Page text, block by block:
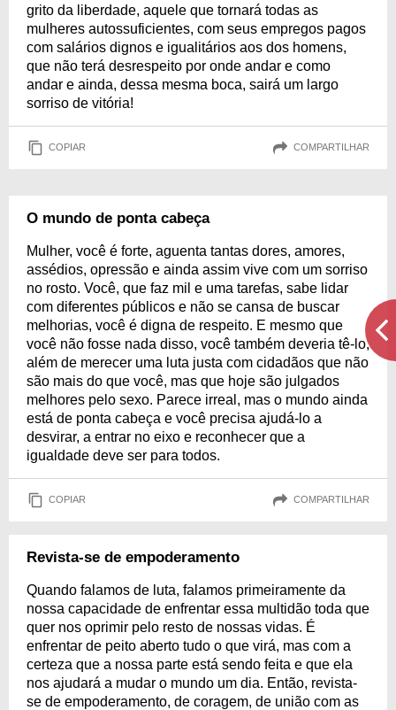
grito da liberdade, aquele que tornará todas as
mulheres autossuficientes, com seus empregos pagos
com salários dignos e igualitários aos dos homens,
que não terá desrespeito por onde andar e como
andar e ainda, dessa mesma boca, sairá um largo
sorriso de vitória!
COPIAR COMPARTILHAR
O mundo de ponta cabeça
Mulher, você é forte, aguenta tantas dores, amores,
assédios, opressão e ainda assim vive com um sorriso
no rosto. Você, que faz mil e uma tarefas, sabe lidar
com diferentes públicos e não se cansa de buscar
melhorias, você é digna de respeito. E mesmo que
você não fosse nada disso, você também deveria tê-lo,
além de merecer uma luta justa com cidadãos que não
são mais do que você, mas que hoje são julgados
melhores pelo sexo. Parece irreal, mas o mundo ainda
está de ponta cabeça e você precisa ajudá-lo a
desvirar, a entrar no eixo e reconhecer que a
igualdade deve ser para todos.
COPIAR COMPARTILHAR
Revista-se de empoderamento
Quando falamos de luta, falamos primeiramente da
nossa capacidade de enfrentar essa multidão toda que
quer nos oprimir pelo resto de nossas vidas. É
enfrentar de peito aberto tudo o que virá, mas com a
certeza que a nossa parte está sendo feita e que ela
nos ajudará a mudar o mundo um dia. Então, revista-
se de empoderamento, de coragem, de união com as